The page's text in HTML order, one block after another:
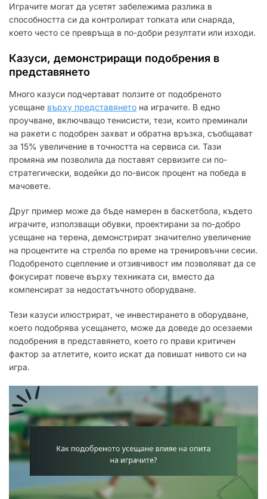
Играчите могат да усетят забележима разлика в
способността си да контролират топката или снаряда,
което често се превръща в по-добри резултати или изходи.
Казуси, демонстриращи подобрения в
представянето
Много казуси подчертават ползите от подобреното
усещане върху представянето на играчите. В едно
проучване, включващо тенисисти, тези, които преминали
на ракети с подобрен захват и обратна връзка, съобщават
за 15% увеличение в точността на сервиса си. Тази
промяна им позволила да поставят сервизите си по-
стратегически, водейки до по-висок процент на победа в
мачовете.
Друг пример може да бъде намерен в баскетбола, където
играчите, използващи обувки, проектирани за по-добро
усещане на терена, демонстрират значително увеличение
на процентите на стрелба по време на тренировъчни сесии.
Подобреното сцепление и отзивчивост им позволяват да се
фокусират повече върху техниката си, вместо да
компенсират за недостатъчното оборудване.
Тези казуси илюстрират, че инвестирането в оборудване,
което подобрява усещането, може да доведе до осезаеми
подобрения в представянето, което го прави критичен
фактор за атлетите, които искат да повишат нивото си на
игра.